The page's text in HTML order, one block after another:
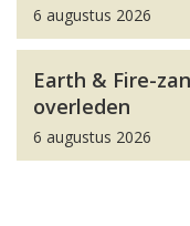
6 augustus 2026
Earth & Fire-
overleden
6 augustus 2026